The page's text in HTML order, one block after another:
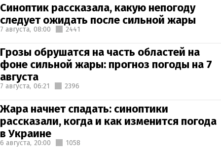
Синоптик рассказала, какую непогоду
следует ожидать после сильной жары
7 августа, 08:00 2441
Грозы обрушатся на часть областей на
фоне сильной жары: прогноз погоды на 7
августа
7 августа, 06:21 2396
Жара начнет спадать: синоптики
рассказали, когда и как изменится погода
в Украине
6 августа, 20:00 1058